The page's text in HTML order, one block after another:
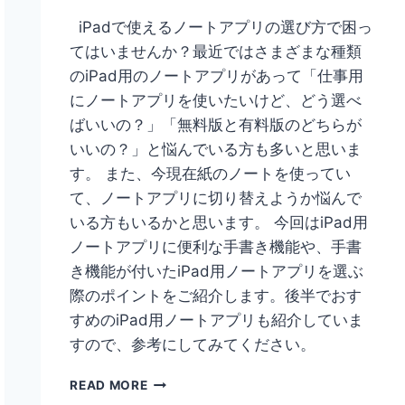
iPadで使えるノートアプリの選び方で困っ
てはいませんか？最近ではさまざまな種類
のiPad用のノートアプリがあって「仕事用
にノートアプリを使いたいけど、どう選べ
ばいいの？」「無料版と有料版のどちらが
いいの？」と悩んでいる方も多いと思いま
す。 また、今現在紙のノートを使ってい
て、ノートアプリに切り替えようか悩んで
いる方もいるかと思います。 今回はiPad用
ノートアプリに便利な手書き機能や、手書
き機能が付いたiPad用ノートアプリを選ぶ
際のポイントをご紹介します。後半でおす
すめのiPad用ノートアプリも紹介していま
すので、参考にしてみてください。
READ MOREIPAD